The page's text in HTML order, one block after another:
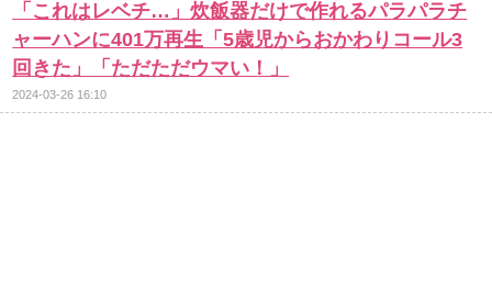
「これはレベチ…」炊飯器だけで作れるパラパラチ
ャーハンに401万再生「5歳児からおかわりコール3
回きた」「ただただウマい！」
2024-03-26 16:10